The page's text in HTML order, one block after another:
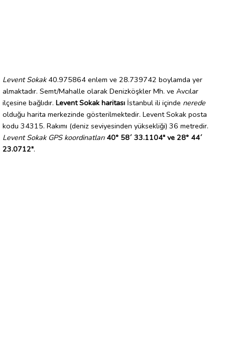
Levent Sokak40.975864 enlem ve 28.739742 boylamda yer
almaktadır. Semt/Mahalle olarak Denizköşkler Mh. ve Avcılar
ilçesine bağlıdır. Levent Sokak haritası İstanbul ili içinde nerede
olduğu harita merkezinde gösterilmektedir. Levent Sokak posta
kodu 34315. Rakımı (deniz seviyesinden yüksekliği) 36 metredir.
Levent Sokak GPS koordinatları 40° 58´ 33.1104" ve 28° 44´
23.0712".